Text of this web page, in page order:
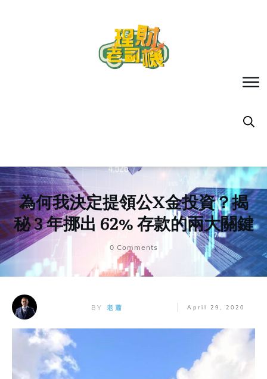
為何我決定提領公X金投資？揭
秘 3 年挪出 62% 存款的兩大關鍵
0 Comments
BY 老蕭 April 29, 2020